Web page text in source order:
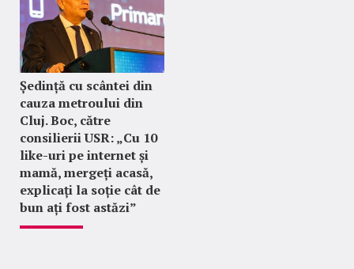
Ședință cu scântei din
cauza metroului din
Cluj. Boc, către
consilierii USR: „Cu 10
like-uri pe internet și
mamă, mergeți acasă,
explicați la soție cât de
bun ați fost astăzi”